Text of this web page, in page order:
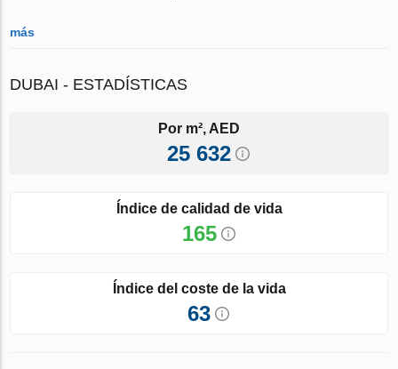
más
DUBAI - ESTADÍSTICAS
Por m², AED
25 632
Índice de calidad de vida
165
Índice del coste de la vida
63